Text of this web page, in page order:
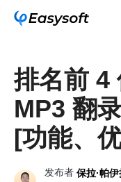
排名前 4
MP3 翻
[功能、
发布者 保拉·帕